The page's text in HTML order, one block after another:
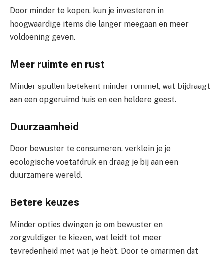
Door minder te kopen, kun je investeren in
hoogwaardige items die langer meegaan en meer
voldoening geven.
Meer ruimte en rust
Minder spullen betekent minder rommel, wat bijdraagt
aan een opgeruimd huis en een heldere geest.
Duurzaamheid
Door bewuster te consumeren, verklein je je
ecologische voetafdruk en draag je bij aan een
duurzamere wereld.
Betere keuzes
Minder opties dwingen je om bewuster en
zorgvuldiger te kiezen, wat leidt tot meer
tevredenheid met wat je hebt. Door te omarmen dat